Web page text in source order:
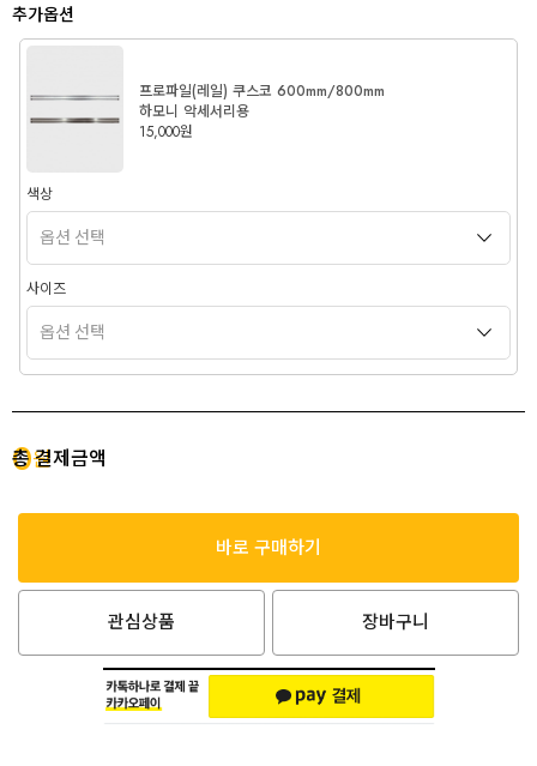
추가옵션
프로파일(레일) 쿠스코 600mm/800mm
하모니 악세서리용
15,000원
색상
사이즈
총 결제금액
0원
바로 구매하기
관심상품 장바구니